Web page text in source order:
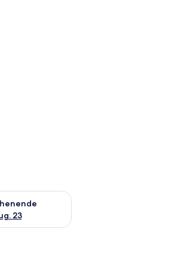
Aug. 16.
23
für nächstes Wochenende, Aug.